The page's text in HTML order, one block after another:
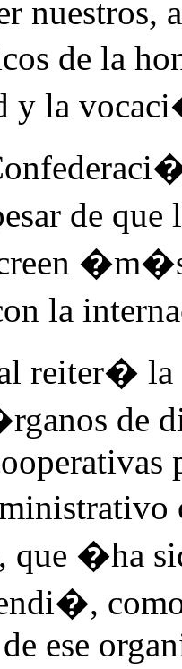
nuestros,
de la
y la
de
la
reiter�
de
que �ha
ese